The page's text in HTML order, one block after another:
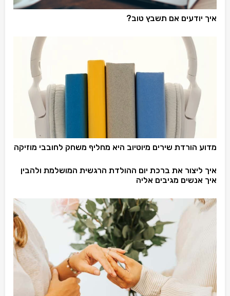
איך יודעים אם תשבץ טוב?
מדוע הורדת שירים מיוטיוב היא מחליף משחק לחובבי מוזיקה
איך ליצור את ברכת יום ההולדת הרגשית המושלמת ולהבין
איך אנשים מגיבים אליה